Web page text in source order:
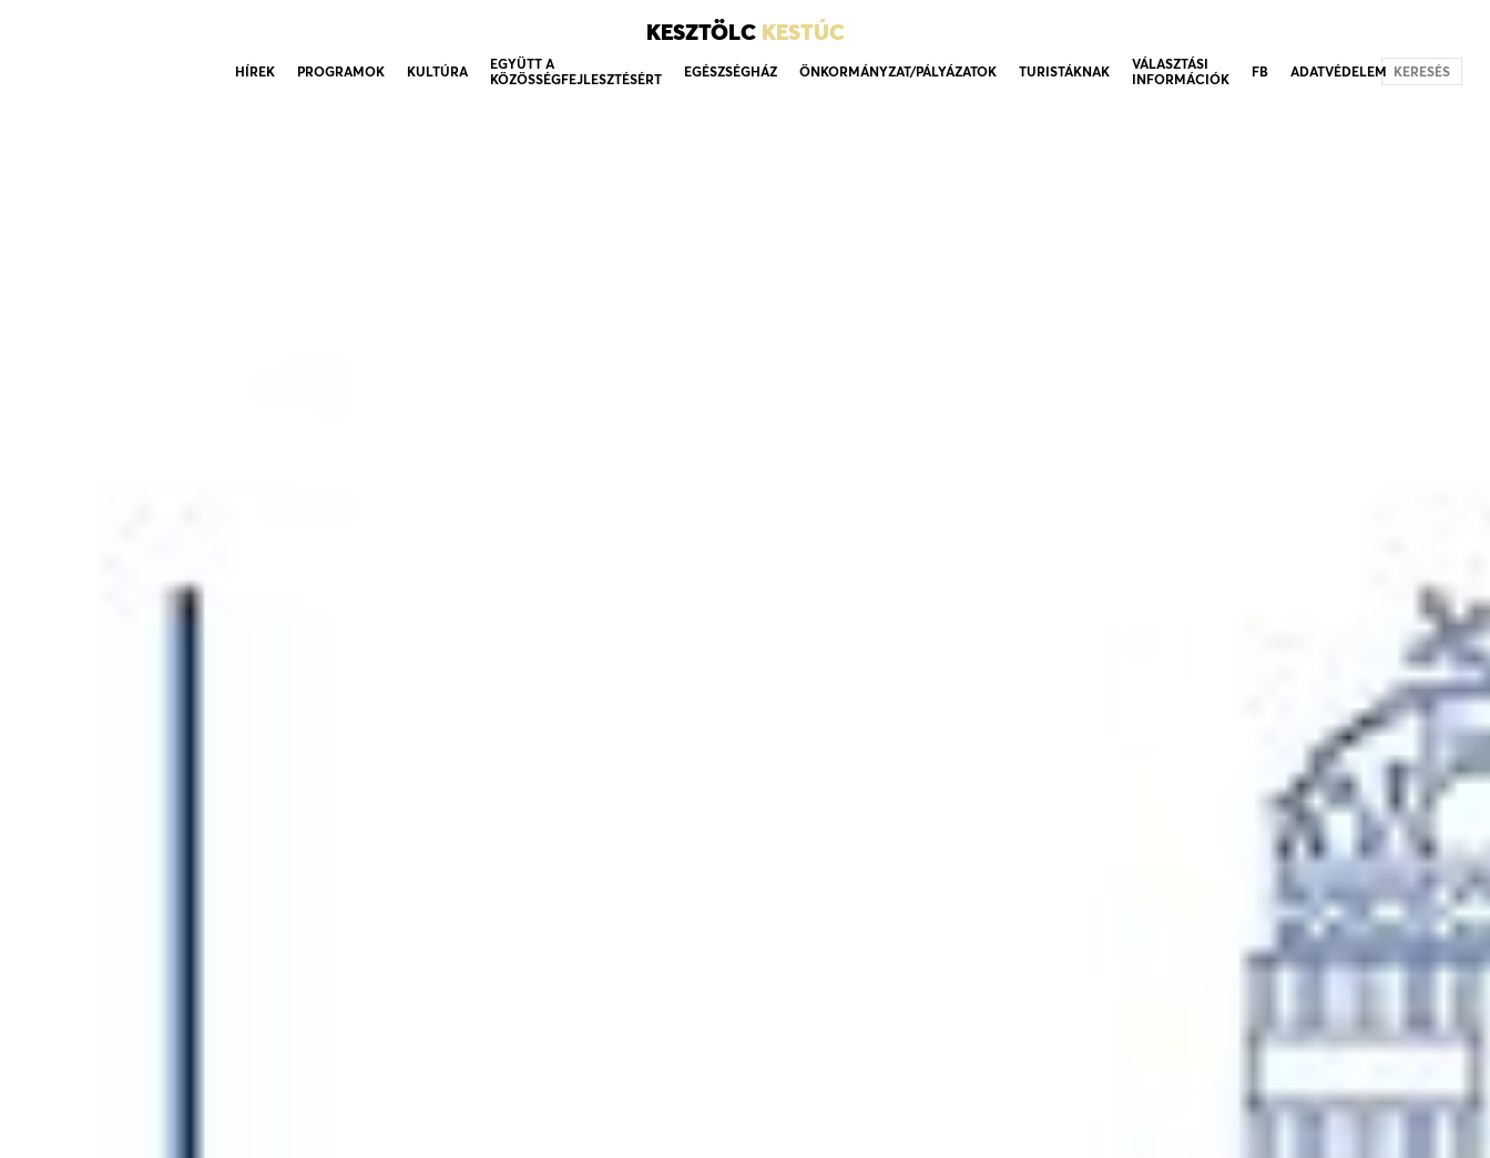
KESZTÖLC KESTÚC
HÍREK PROGRAMOK KULTÚRA
EGYÜTT A
KÖZÖSSÉGFEJLESZTÉSÉRT
EGÉSZSÉGHÁZ ÖNKORMÁNYZAT/PÁLYÁZATOK TURISTÁKNAK
VÁLASZTÁSI
INFORMÁCIÓK
FB ADATVÉDELEM KERESÉS